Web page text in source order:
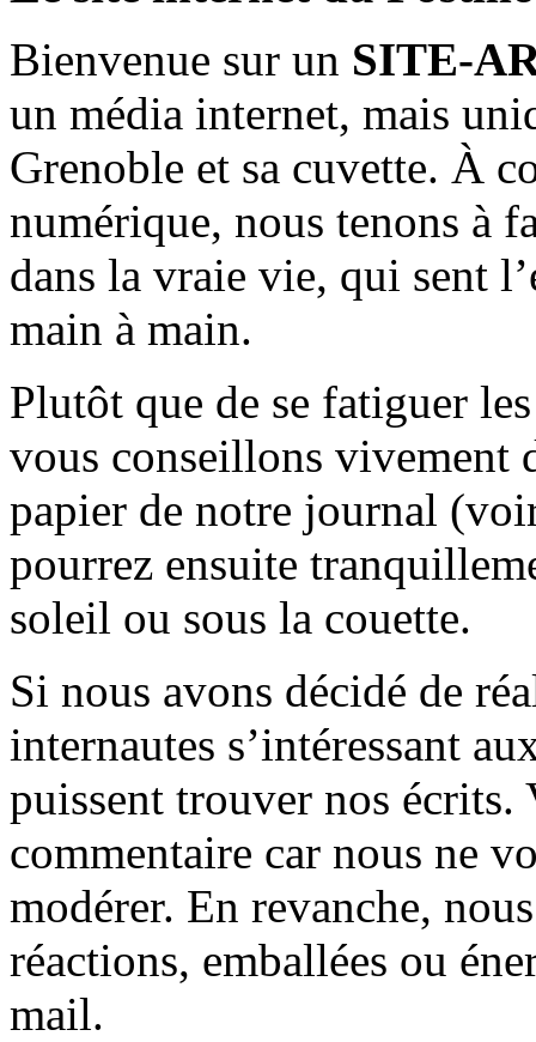
Bienvenue sur un SITE-
un média internet, mais
Grenoble et sa cuvette. À
numérique, nous tenons à
dans la vraie vie, qui sent
main à main.
Plutôt que de se fatiguer
vous conseillons vivement
papier de notre journal
pourrez ensuite
soleil ou sous la couette.
Si nous avons décidé de
internautes s’intéressant
puissent trouver nos écrits.
commentaire car nous ne
modérer. En revanche,
réactions, emballées ou
mail.